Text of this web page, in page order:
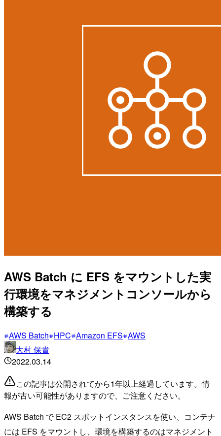
AWS Batch に EFS をマウントした実
行環境をマネジメントコンソールから
構築する
AWS Batch HPC Amazon EFS AWS
大村 保貴
2022.03.14
この記事は公開されてから1年以上経過しています。情
報が古い可能性がありますので、ご注意ください。
AWS Batch で EC2 スポットインスタンスを使い、コンテナ
には EFS をマウントし、環境を構築するのはマネジメント